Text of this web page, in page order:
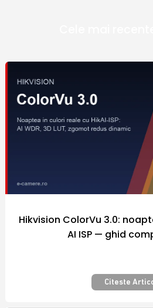
producatori
internationala a
preturile diferitelor
si camere video
firmei Polites Online Srl
puterea de cumparare a
Nicaieri altundeva
de putin! Securizarea
detinem este
dintre noi.
Camera video
Hikvision ColorVu 3.0:
AI ISP — ghid
Citeste